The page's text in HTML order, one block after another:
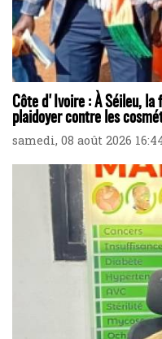
Côte d'Ivoire : À Séileu, la
plaidoyer contre les
samedi, 08 août 2026